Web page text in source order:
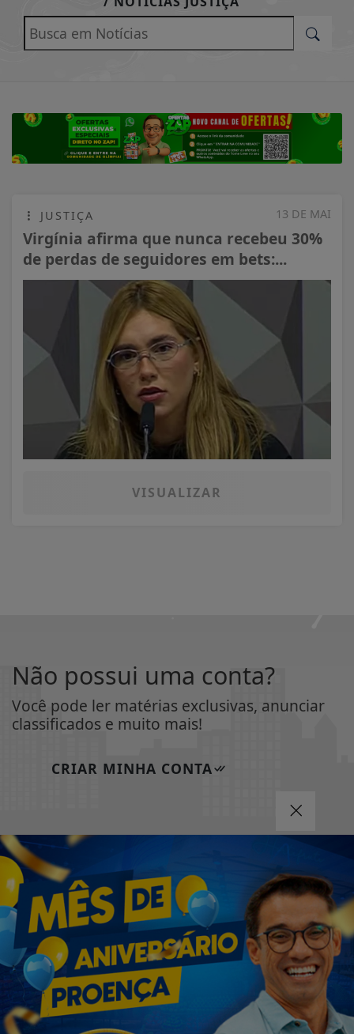
13 DE MAI
JUSTIÇA
Virgínia afirma que nunca recebeu 30%
de perdas de seguidores em bets:...
VISUALIZAR
Não possui uma conta?
Você pode ler matérias exclusivas, anunciar
classificados e muito mais!
CRIAR MINHA CONTA
| SOBRE PAINEL DO LEITOR |